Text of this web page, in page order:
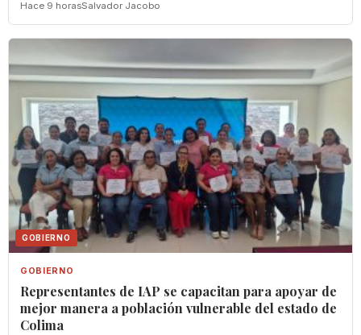
Hace 9 horasSalvador Jacobo
GOBIERNO
GOBIERNO
Representantes de IAP se capacitan para apoyar de
mejor manera a población vulnerable del estado de
Colima